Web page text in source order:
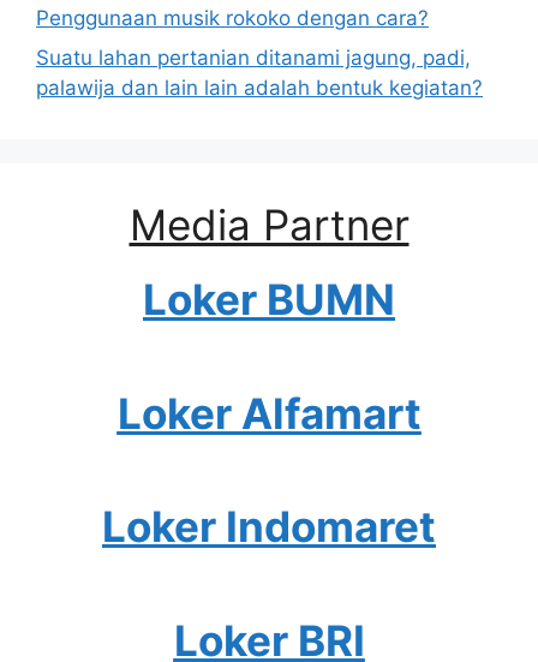
Penggunaan musik rokoko dengan cara?
Suatu lahan pertanian ditanami jagung, padi,
palawija dan lain lain adalah bentuk kegiatan?
Media Partner
Loker BUMN
Loker Alfamart
Loker Indomaret
Loker BRI